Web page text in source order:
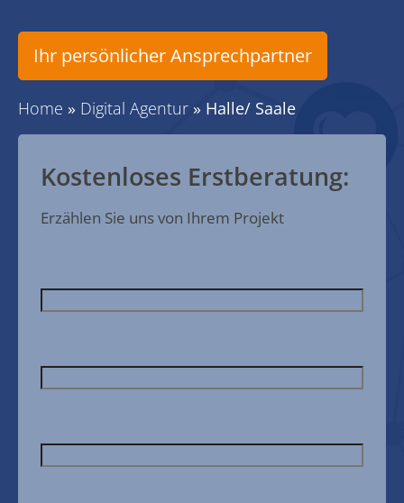
Ihr persönlicher Ansprechpartner
Home » Digital Agentur » Halle/ Saale
Kostenloses Erstberatung:
Erzählen Sie uns von Ihrem Projekt